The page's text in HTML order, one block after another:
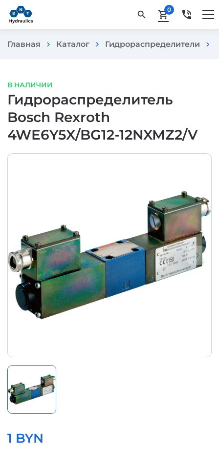
search shopping_cart0 phone_in_talk
Главная chevron_right Каталог chevron_right Гидрораспределители chevron_right
В НАЛИЧИИ
Гидрораспределитель
Bosch Rexroth
4WE6Y5X/BG12-12NXMZ2/V
1 BYN